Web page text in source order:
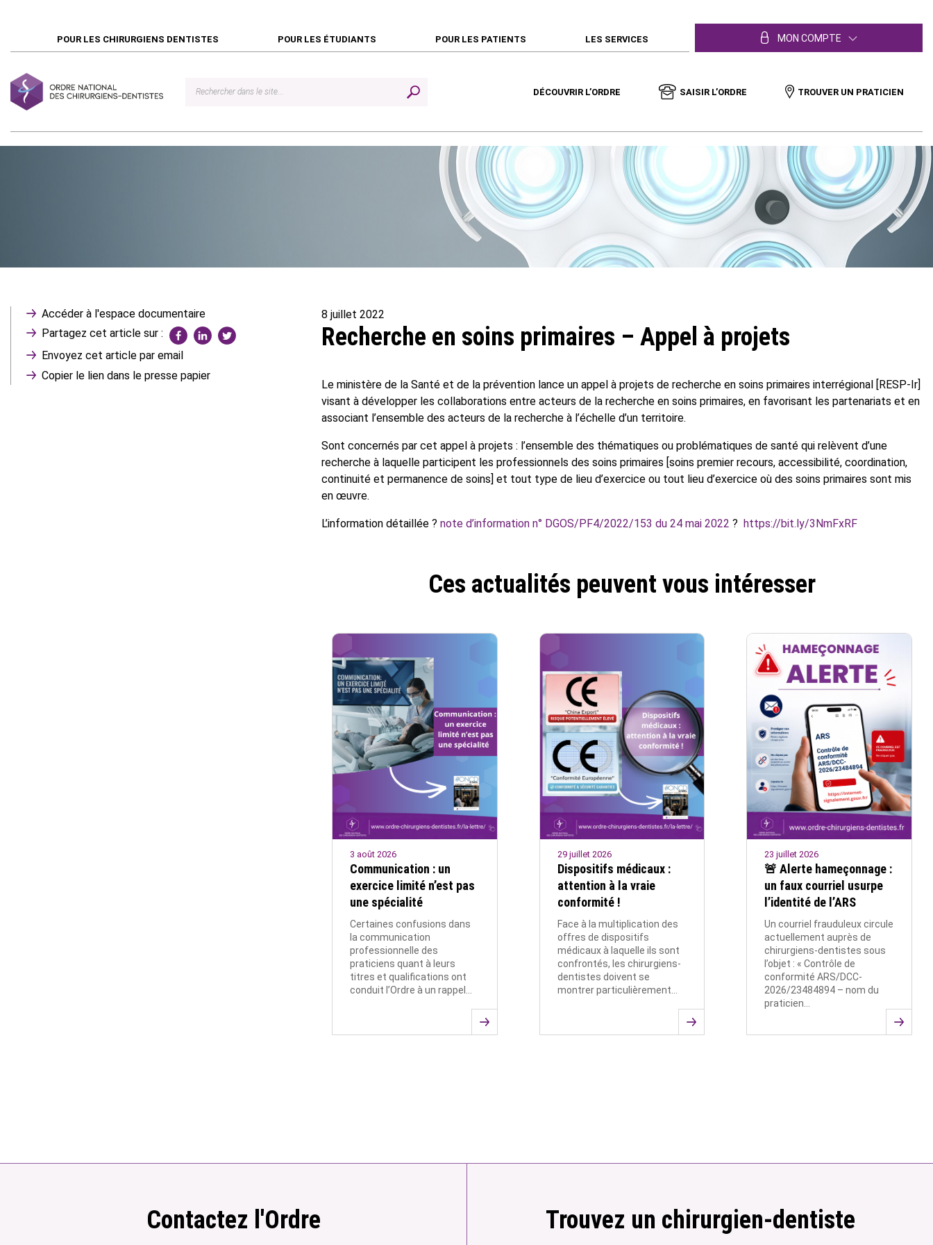
POUR LES CHIRURGIENS DENTISTES POUR LES ÉTUDIANTS POUR LES PATIENTS LES SERVICES MON COMPTE
DÉCOUVRIR L’ORDRE SAISIR L’ORDRE TROUVER UN PRATICIEN
8 juillet 2022
Recherche en soins primaires – Appel à projets
Le ministère de la Santé et de la prévention lance un appel à projets de recherche en soins primaires interrégional [RESP-Ir]
visant à développer les collaborations entre acteurs de la recherche en soins primaires, en favorisant les partenariats et en
associant l’ensemble des acteurs de la recherche à l’échelle d’un territoire.
Sont concernés par cet appel à projets : l’ensemble des thématiques ou problématiques de santé qui relèvent d’une
recherche à laquelle participent les professionnels des soins primaires [soins premier recours, accessibilité, coordination,
continuité et permanence de soins] et tout type de lieu d’exercice ou tout lieu d’exercice où des soins primaires sont mis
en œuvre.
L’information détaillée ? note d’information n° DGOS/PF4/2022/153 du 24 mai 2022 ? https://bit.ly/3NmFxRF
Ces actualités peuvent vous intéresser
3 août 2026
Communication : un
exercice limité n’est pas
une spécialité
Certaines confusions dans
la communication
professionnelle des
praticiens quant à leurs
titres et qualifications ont
conduit l’Ordre à un rappel…
29 juillet 2026
Dispositifs médicaux :
attention à la vraie
conformité !
Face à la multiplication des
offres de dispositifs
médicaux à laquelle ils sont
confrontés, les chirurgiens-
dentistes doivent se
montrer particulièrement…
23 juillet 2026
🚨 Alerte hameçonnage :
un faux courriel usurpe
l’identité de l’ARS
Un courriel frauduleux circule
actuellement auprès de
chirurgiens-dentistes sous
l’objet : « Contrôle de
conformité ARS/DCC-
2026/23484894 – nom du
praticien…
Accéder à l'espace documentaire
Partagez cet article sur :
Envoyez cet article par email
Copier le lien dans le presse papier
Contactez l'Ordre Trouvez un chirurgien-dentiste